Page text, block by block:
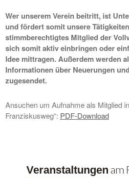
Wer unserem Verein beitritt, ist
und fördert somit unsere
stimmberechtigtes Mitglied der
sich somit aktiv einbringen oder
Idee mittragen. Außerdem werden
Informationen über Neuerungen
zugesendet.
Ansuchen um Aufnahme als Mitglied
Franziskusweg“: PDF-Download
Veranstaltungen am